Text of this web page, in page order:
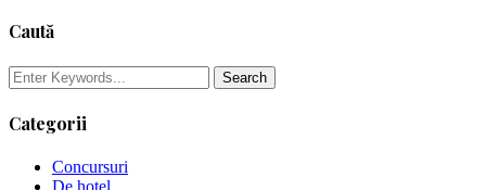
Caută
Categorii
Concursuri
De hotel